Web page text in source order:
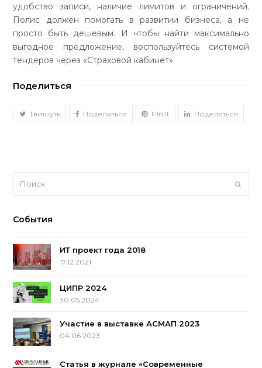
удобство записи, наличие лимитов и ограничений.
Полис должен помогать в развитии бизнеса, а не
просто быть дешевым. И чтобы найти максимально
выгодное предложение, воспользуйтесь системой
тендеров через «Страховой кабинет».
Поделиться
Твитнуть Поделиться Pin It Поделиться
События
ИТ проект года 2018
17.12.2021
ЦИПР 2024
30.05.2024
Участие в выставке АСМАП 2023
04.06.2023
Статья в журнале «Современные